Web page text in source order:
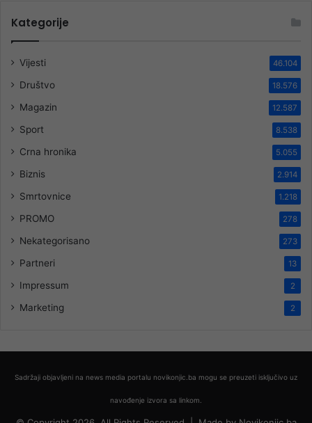
Kategorije
Vijesti 46.104
Društvo 18.576
Magazin 12.587
Sport 8.538
Crna hronika 5.055
Biznis 2.914
Smrtovnice 1.218
PROMO 278
Nekategorisano 273
Partneri 13
Impressum 2
Marketing 2
Sadržaji objavljeni na news media portalu novikonjic.ba mogu se preuzeti isključivo uz
navođenje izvora sa linkom.